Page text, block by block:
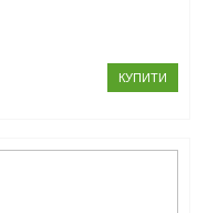
КУПИТИ